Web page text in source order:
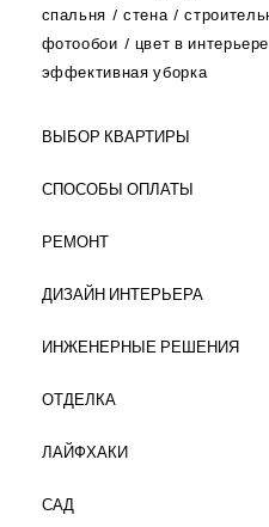
спальня
стена
фотообои
цвет в интерьере
эффективная уборка
ВЫБОР КВАРТИРЫ
СПОСОБЫ ОПЛАТЫ
РЕМОНТ
ДИЗАЙН ИНТЕРЬЕРА
ИНЖЕНЕРНЫЕ РЕШЕНИЯ
ОТДЕЛКА
ЛАЙФХАКИ
САД